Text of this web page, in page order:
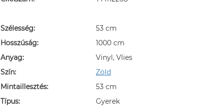
Szélesség:
53 cm
Hosszúság:
1000 cm
Anyag:
Vinyl, Vlies
Szín:
Zöld
Mintaillesztés:
53 cm
Típus:
Gyerek